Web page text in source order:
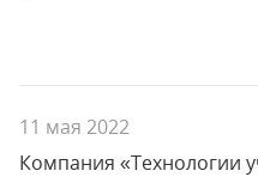
11 мая 2022
Компания «Технологии